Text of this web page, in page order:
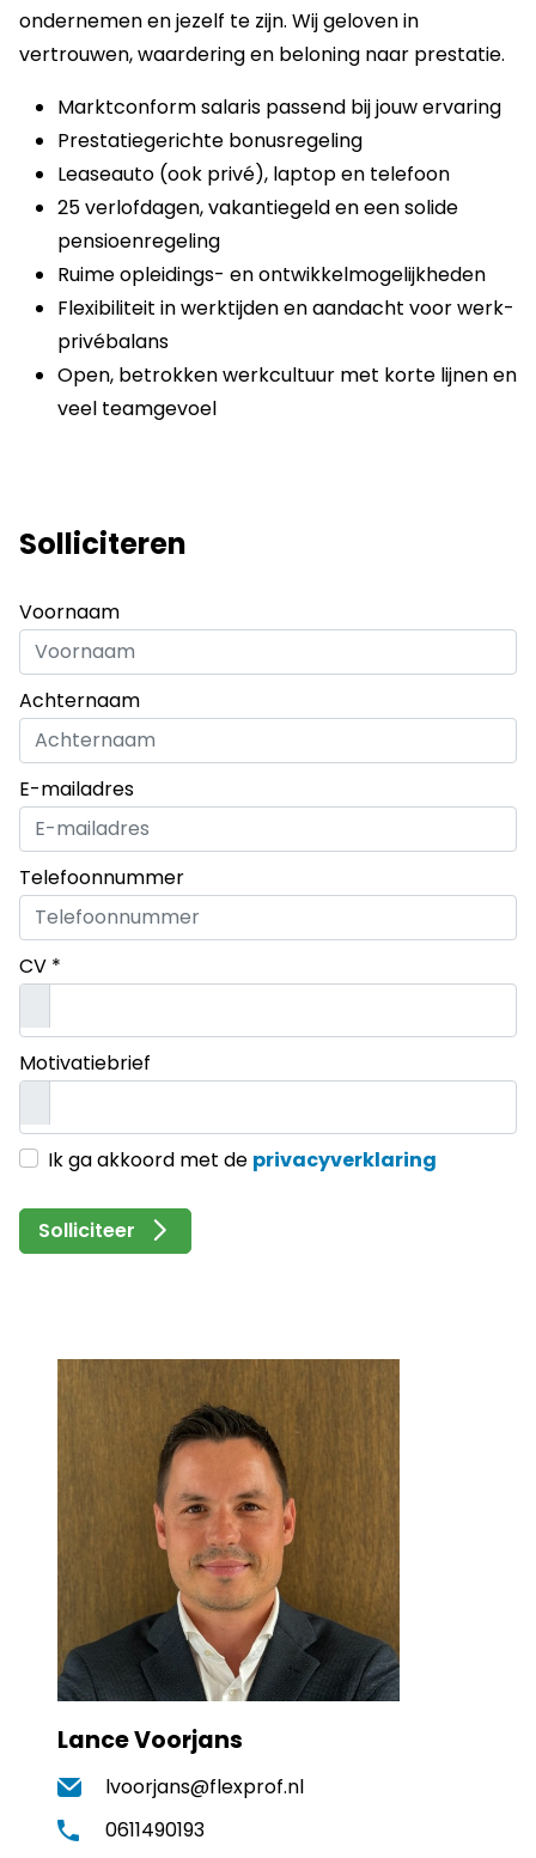
ondernemen en jezelf te zijn. Wij geloven in
vertrouwen, waardering en beloning naar prestatie.
Marktconform salaris passend bij jouw ervaring
Prestatiegerichte bonusregeling
Leaseauto (ook privé), laptop en telefoon
25 verlofdagen, vakantiegeld en een solide
pensioenregeling
Ruime opleidings- en ontwikkelmogelijkheden
Flexibiliteit in werktijden en aandacht voor werk-
privébalans
Open, betrokken werkcultuur met korte lijnen en
veel teamgevoel
Solliciteren
Voornaam
Achternaam
E-mailadres
Telefoonnummer
CV *
Motivatiebrief
Ik ga akkoord met de privacyverklaring
Solliciteer
Lance Voorjans
lvoorjans@flexprof.nl
0611490193